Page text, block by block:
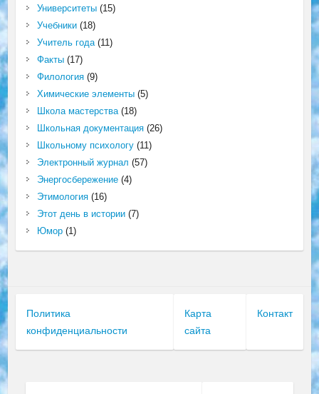
Университеты(15)
Учебники(18)
Учитель года(11)
Факты(17)
Филология(9)
Химические элементы(5)
Школа мастерства(18)
Школьная документация(26)
Школьному психологу(11)
Электронный журнал (57)
Энергосбережение(4)
Этимология(16)
Этот день в истории(7)
Юмор(1)
Политика
конфиденциальности
Карта
сайта
Контакт